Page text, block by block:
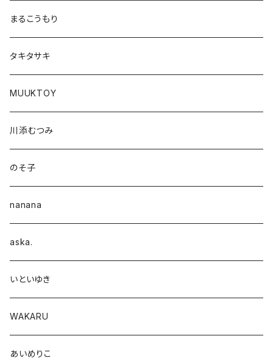
まるこうもり
タキタサキ
MUUKTOY
川添むつみ
のそ子
nanana
aska.
いといゆき
WAKARU
あいめりこ